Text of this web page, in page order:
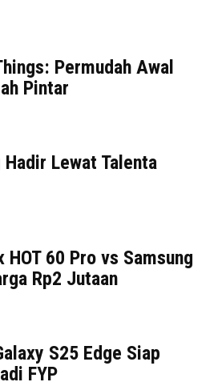
Permudah Awal
Pintar
Lewat Talenta
60 Pro vs Samsung
Rp2 Jutaan
S25 Edge Siap
FYP